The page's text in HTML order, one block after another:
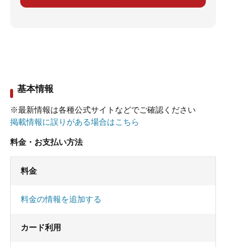
基本情報
※最新情報は各種公式サイトなどでご確認ください
掲載情報に誤りがある場合はこちら
料金・お支払い方法
料金
料金の情報を追加する
カード利用